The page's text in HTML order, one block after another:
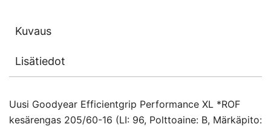
Kuvaus
Lisätiedot
Uusi Goodyear Efficientgrip Performance XL *ROF
kesärengas 205/60-16 (LI: 96, Polttoaine: B, Märkäpito: